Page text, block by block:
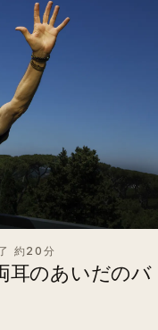
約20分
耳のあいだのバ